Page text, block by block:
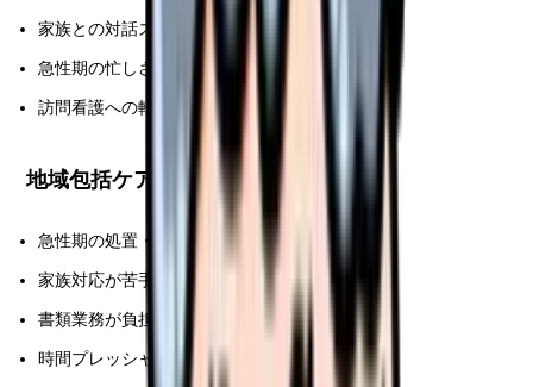
家族との対話スキル活かしたい
急性期の忙しさから離れたい
訪問看護への転身準備
地域包括ケアに向かないタイプ
急性期の処置・急変対応好き
家族対応が苦手
書類業務が負担
時間プレッシャー(60 日)ストレス